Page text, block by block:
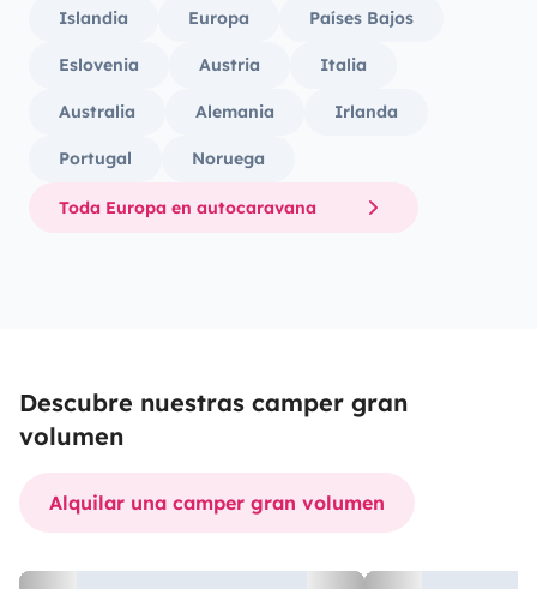
Islandia Europa Países Bajos
Eslovenia Austria Italia
Australia Alemania Irlanda
Portugal Noruega
Toda Europa en autocaravana
Descubre nuestras camper gran
volumen
Alquilar una camper gran volumen